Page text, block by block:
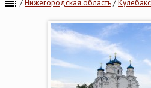
/Нижегородская область/